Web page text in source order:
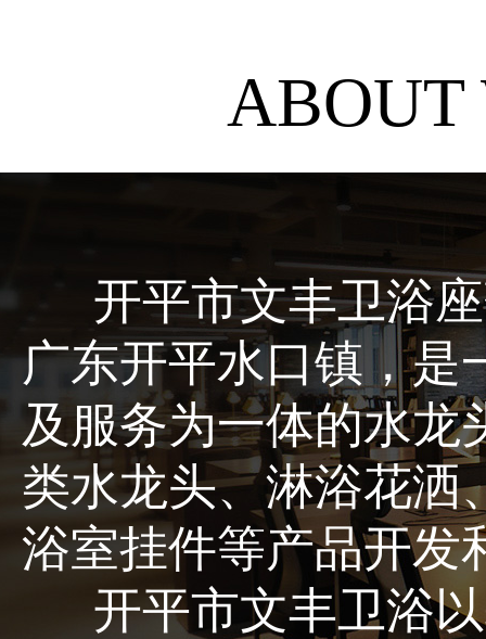
ABOUT
开平市文丰卫浴座
广东开平水口镇，是
及服务为一体的水龙
类水龙头、淋浴花洒
浴室挂件等产品开发
开平市文丰卫浴以